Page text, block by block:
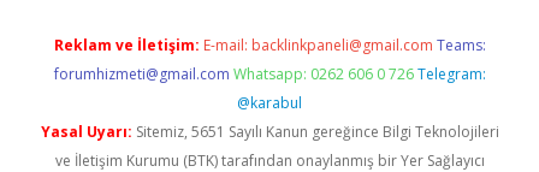
Reklam ve İletişim: E-mail: backlinkpaneli@gmail.com Teams:
forumhizmeti@gmail.com Whatsapp: 0262 606 0 726 Telegram:
@karabul
Yasal Uyarı: Sitemiz, 5651 Sayılı Kanun gereğince Bilgi Teknolojileri
ve İletişim Kurumu (BTK) tarafından onaylanmış bir Yer Sağlayıcı